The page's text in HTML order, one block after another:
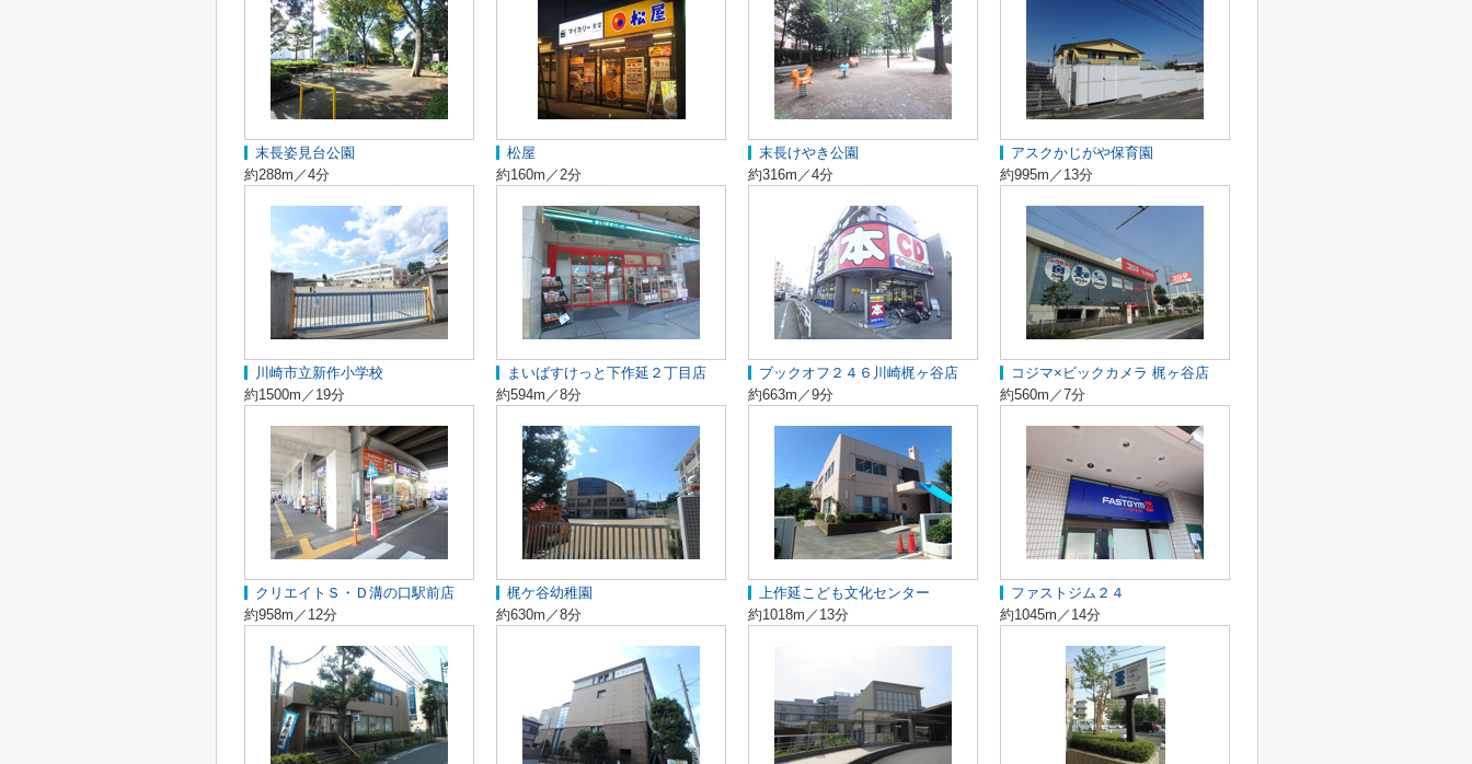
末長姿見台公園
約288m／4分
松屋
約160m／2分
末長けやき公園
約316m／4分
アスクかじがや保育園
約995m／13分
川崎市立新作小学校
約1500m／19分
まいばすけっと下作延２丁目店
約594m／8分
ブックオフ２４６川崎梶ヶ谷店
約663m／9分
コジマ×ビックカメラ 梶ヶ谷店
約560m／7分
クリエイトＳ・Ｄ溝の口駅前店
約958m／12分
梶ケ谷幼稚園
約630m／8分
上作延こども文化センター
約1018m／13分
ファストジム２４
約1045m／14分